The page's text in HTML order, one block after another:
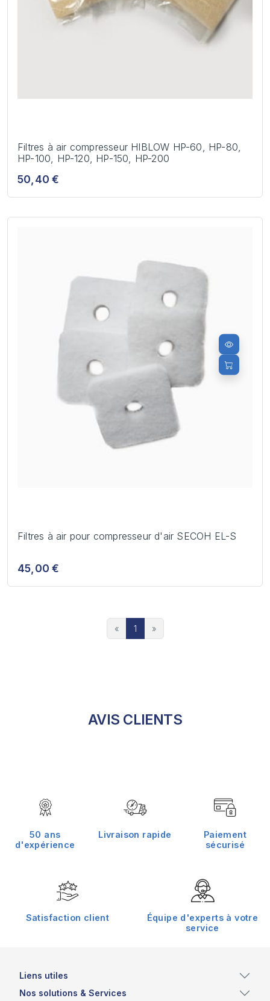
Filtres à air compresseur HIBLOW HP-60, HP-80,
HP-100, HP-120, HP-150, HP-200
50,40 €
Filtres à air pour compresseur d'air SECOH EL-S
45,00 €
« 1 »
AVIS CLIENTS
50 ans
d'expérience
Livraison rapide
Paiement
sécurisé
Satisfaction client
Équipe d'experts à votre
service
Liens utiles
Nos solutions & Services